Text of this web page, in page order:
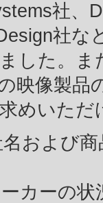
社、
社な
した。ま
映像製品
めいただ
および
カーの